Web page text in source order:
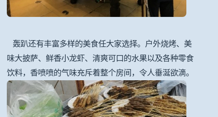
轰趴还有丰富多样的美食任大家选择。户外烧烤、美
味大披萨、鲜香小龙虾、清爽可口的水果以及各种零食
饮料，香喷喷的气味充斥着整个房间，令人垂涎欲滴。